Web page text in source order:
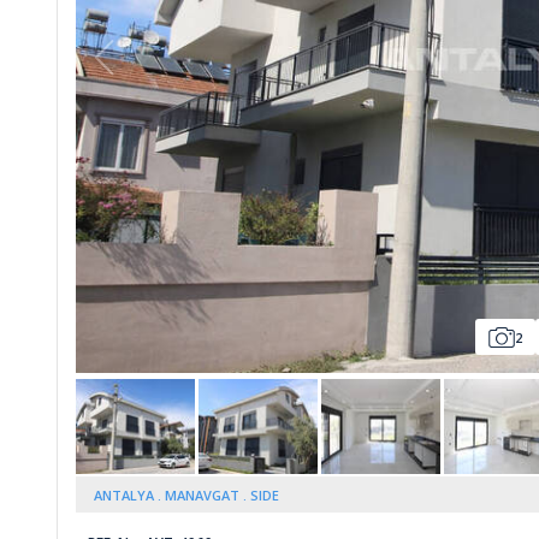
2
ANTALYA MANAVGAT SIDE